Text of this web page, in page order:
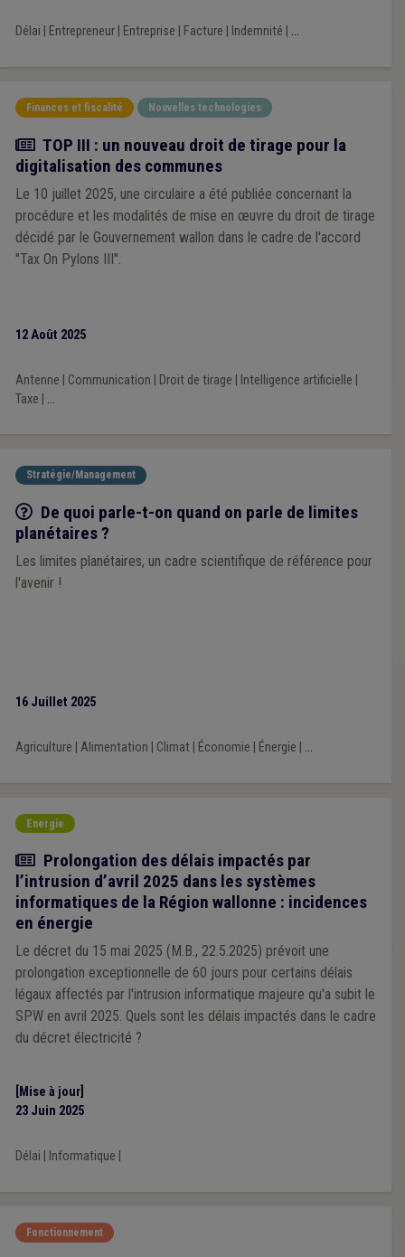
Délai Entrepreneur| Entreprise Facture Indemnité ...
Finances et fiscalité Nouvelles technologies
Actualité
TOP III : un nouveau droit de tirage pour la
digitalisation des communes
Le 10 juillet 2025, une circulaire a été publiée concernant la
procédure et les modalités de mise en œuvre du droit de tirage
décidé par le Gouvernement wallon dans le cadre de l'accord
"Tax On Pylons III".
12 Août 2025
Antenne Communication Droit de tirage Intelligence artificielle
Taxe
...
Stratégie/Management
Q/R
De quoi parle-t-on quand on parle de limites
planétaires ?
Les limites planétaires, un cadre scientifique de référence pour
l'avenir !
16 Juillet 2025
Agriculture Alimentation Climat| Économie Énergie ...
Energie
Actualité
Prolongation des délais impactés par
l’intrusion d’avril 2025 dans les systèmes
informatiques de la Région wallonne : incidences
en énergie
Le décret du 15 mai 2025 (M.B., 22.5.2025) prévoit une
prolongation exceptionnelle de 60 jours pour certains délais
légaux affectés par l'intrusion informatique majeure qu'a subit le
SPW en avril 2025. Quels sont les délais impactés dans le cadre
du décret électricité ?
[Mise à jour]
23 Juin 2025
Délai Informatique
Fonctionnement